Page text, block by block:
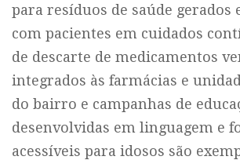
para resíduos de saúde gerados
com pacientes em cuidados
de descarte de medicamentos
integrados às farmácias e
do bairro e campanhas de
desenvolvidas em linguagem e
acessíveis para idosos são